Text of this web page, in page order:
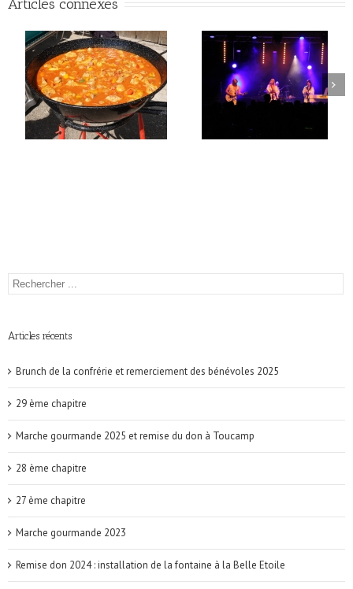
Articles connexes
Articles récents
Brunch de la confrérie et remerciement des bénévoles 2025
29 ème chapitre
Marche gourmande 2025 et remise du don à Toucamp
28 ème chapitre
27 ème chapitre
Marche gourmande 2023
Remise don 2024 : installation de la fontaine à la Belle Etoile